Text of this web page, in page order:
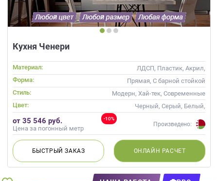
Кухня Ченери
Материал:
ЛДСП, Пластик, Акрил,
Матовые
Форма:
Прямая, С барной стойкой
Стиль:
Модерн, Хай-тек, Современные
Цвет:
Черный, Серый, Белый,
Слоновая кость, Кремовый
-10%
от 35 546 руб.
Цена за погонный метр
Произведено:
БЫСТРЫЙЗАКАЗ ОНЛАЙН РАСЧЕТ